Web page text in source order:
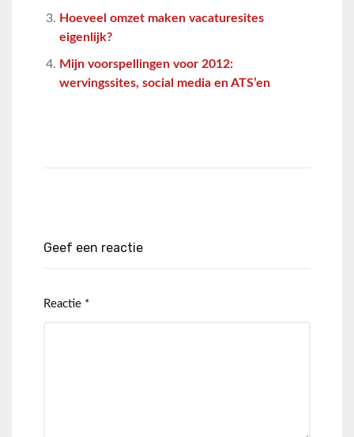
Hoeveel omzet maken vacaturesites
eigenlijk?
Mijn voorspellingen voor 2012:
wervingssites, social media en ATS’en
Geef een reactie
Reactie *